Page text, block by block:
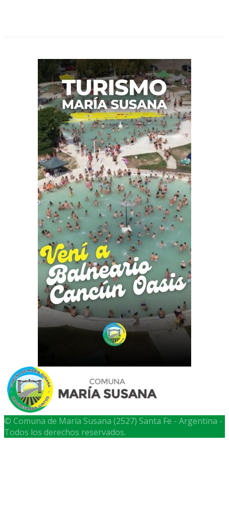
© Comuna de María Susana (2527) Santa Fe - Argentina -
Todos los derechos reservados.